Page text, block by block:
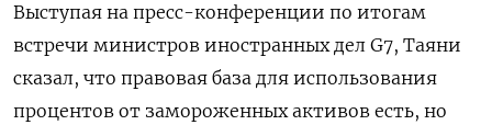
Выступая на пресс-конференции по итогам
встречи министров иностранных дел G7, Таяни
сказал, что правовая база для использования
процентов от замороженных активов есть, но